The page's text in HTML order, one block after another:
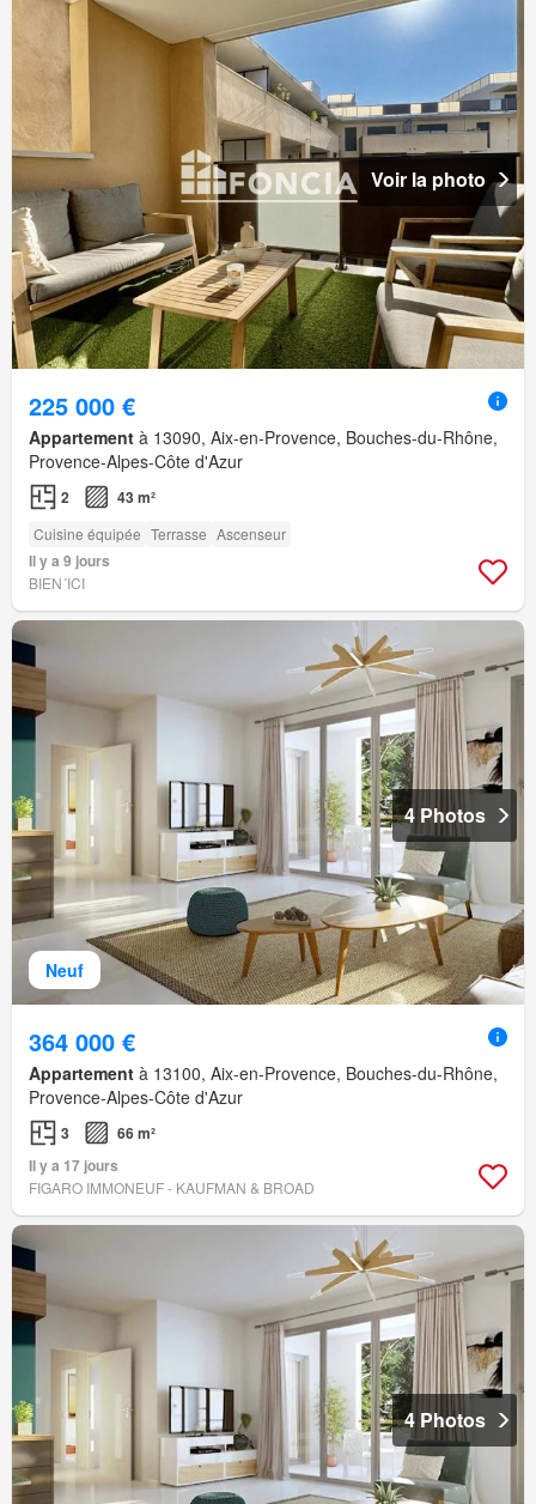
Voir la photo
225 000 €
Appartement à 13090, Aix-en-Provence, Bouches-du-Rhône,
Provence-Alpes-Côte d'Azur
2 43 m²
Cuisine équipée Terrasse Ascenseur
Il y a 9 jours
BIEN´ICI
Neuf
4 Photos
364 000 €
Appartement à 13100, Aix-en-Provence, Bouches-du-Rhône,
Provence-Alpes-Côte d'Azur
3
66 m²
Il y a 17 jours
FIGARO IMMONEUF - KAUFMAN & BROAD
4 Photos